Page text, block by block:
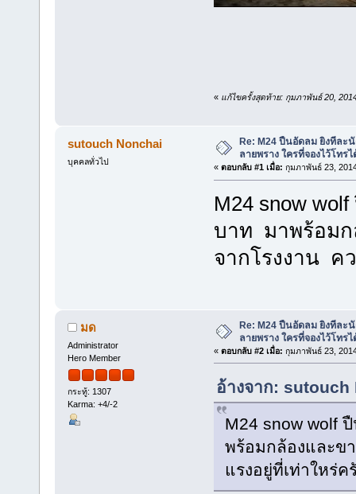
« แก้ไขครั้งสุดท้าย: กุมภาพันธ์ 20,
sutouch Nonchai
บุคคลทั่วไป
Re: M24 ปืนอัดลม ยิงทีละ
ลายพราง ใครที่จองไว้โทร
« ตอบกลับ #1 เมื่อ: กุมภาพันธ์ 23,
M24 snow
บาท มาพร้อมก
จากโรงงาน ค
มด
Administrator
Hero Member
กระทู้: 1307
Karma: +4/-2
Re: M24 ปืนอัดลม ยิงทีละ
ลายพราง ใครที่จองไว้โทร
« ตอบกลับ #2 เมื่อ: กุมภาพันธ์ 23,
อ้างจาก: sutouch
M24 snow wolf
พร้อมกล้องและข
แรงอยู่ที่เท่าใหร่ค